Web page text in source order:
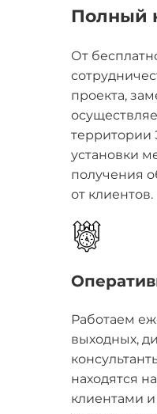
Полный
От
проекта,
территории
установки
получения
от клиентов.
Работаем
выходных,
находятся
клиентами и